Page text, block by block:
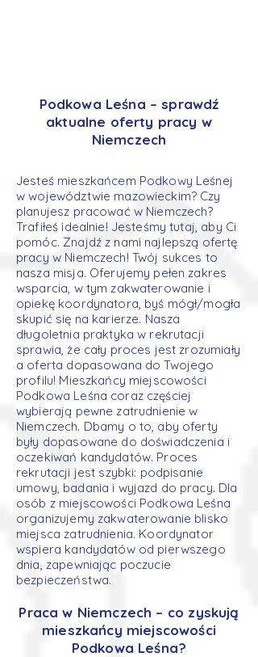
Podkowa Leśna – sprawdź
aktualne oferty pracy w
Niemczech
Jesteś mieszkańcem Podkowy Leśnej
w województwie mazowieckim? Czy
planujesz pracować w Niemczech?
Trafiłeś idealnie! Jesteśmy tutaj, aby Ci
pomóc. Znajdź z nami najlepszą ofertę
pracy w Niemczech! Twój sukces to
nasza misja. Oferujemy pełen zakres
wsparcia, w tym zakwaterowanie i
opiekę koordynatora, byś mógł/mogła
skupić się na karierze. Nasza
długoletnia praktyka w rekrutacji
sprawia, że cały proces jest zrozumiały
a oferta dopasowana do Twojego
profilu! Mieszkańcy miejscowości
Podkowa Leśna coraz częściej
wybierają pewne zatrudnienie w
Niemczech. Dbamy o to, aby oferty
były dopasowane do doświadczenia i
oczekiwań kandydatów. Proces
rekrutacji jest szybki: podpisanie
umowy, badania i wyjazd do pracy. Dla
osób z miejscowości Podkowa Leśna
organizujemy zakwaterowanie blisko
miejsca zatrudnienia. Koordynator
wspiera kandydatów od pierwszego
dnia, zapewniając poczucie
bezpieczeństwa.
Praca w Niemczech – co zyskują
mieszkańcy miejscowości
Podkowa Leśna?